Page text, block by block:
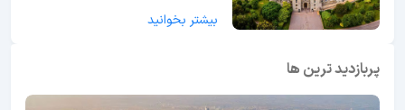
بیشتر بخوانید
پربازدید ترین ها